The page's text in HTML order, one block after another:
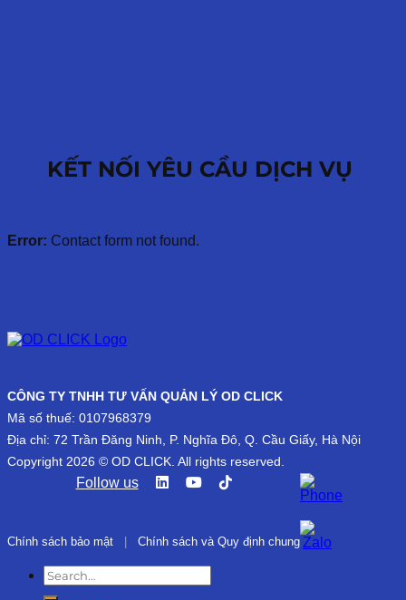
KẾT NỐI YÊU CẦU DỊCH VỤ
Error: Contact form not found.
CÔNG TY TNHH TƯ VẤN QUẢN LÝ OD CLICK
Mã số thuế: 0107968379
Địa chỉ: 72 Trần Đăng Ninh, P. Nghĩa Đô, Q. Cầu Giấy, Hà Nội
Copyright 2026 © OD CLICK. All rights reserved.
Follow us
Chính sách bảo mật Chính sách và Quy định chung